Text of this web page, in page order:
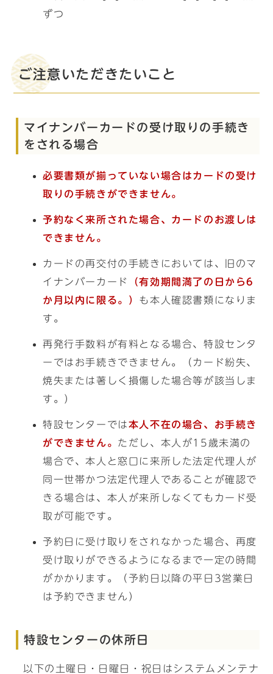
ずつ
ご注意いただきたいこと
マイナンバーカードの受け取りの手続き
をされる場合
必要書類が揃っていない場合はカードの受け
取りの手続きができません。
予約なく来所された場合、カー ドのお渡しは
できません。
カードの再交付の手続きにおいては、旧のマ
イナンバーカード
（有効期間満了の日から6
か月以内に限る。） も本人確認書類になりま
す。
再発行手数料が有料となる場合、特設センタ
ーではお手続きできません。（カード紛失、
焼失または著しく損傷した場合等が該当しま
す。）
特設センターでは本人不在の場合、お手続き
ができません。 ただし、本人が15歳未満の
場合で、本人と窓口に来所した法定代理人が
同一世帯かつ法定代理人であることが確認で
きる場合は、本人が来所しなくてもカード受
取が可能です。
予約日に受け取りをされなかった場合、再度
受け取りができるようになるまで一定の時間
がかかります。（予約日以降の平日3営業日
は予約できません）
特設センターの休所日
以下の土曜日・日曜日・祝日はシステムメンテナ